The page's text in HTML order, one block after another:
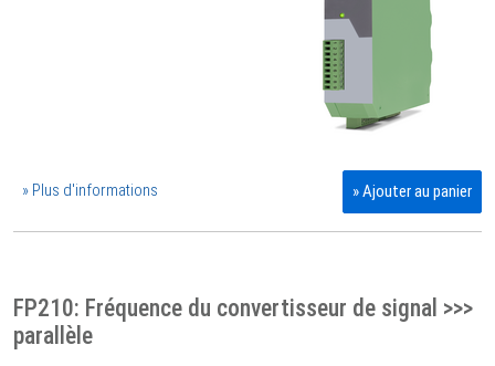
» Plus d'informations » Ajouter au panier
FP210: Fréquence du convertisseur de signal >>>
parallèle